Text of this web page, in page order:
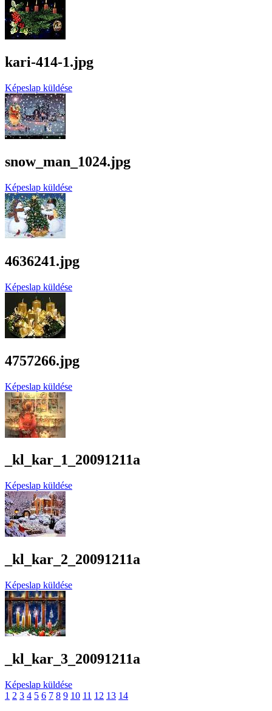
kari-414-1.jpg
Képeslap küldése
snow_man_1024.jpg
Képeslap küldése
4636241.jpg
Képeslap küldése
4757266.jpg
Képeslap küldése
_kl_kar_1_20091211a
Képeslap küldése
_kl_kar_2_20091211a
Képeslap küldése
_kl_kar_3_20091211a
Képeslap küldése
1 2 3 4 5 6 7 8 9 10 11 12 13 14